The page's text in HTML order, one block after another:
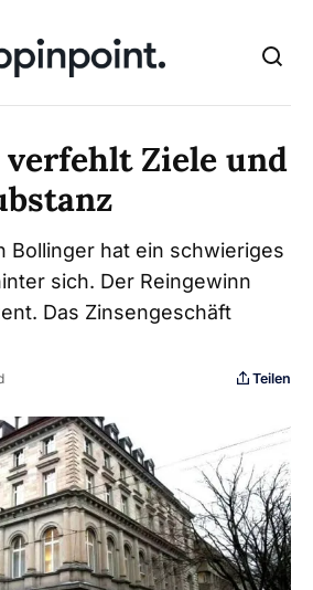
Ziele und
Bollinger hat ein schwieriges
sich. Der Reingewinn
Das Zinsengeschäft
Teilen